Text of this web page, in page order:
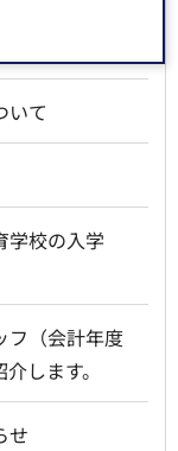
いて
学校の入学
フ（会計年度
します。
せ